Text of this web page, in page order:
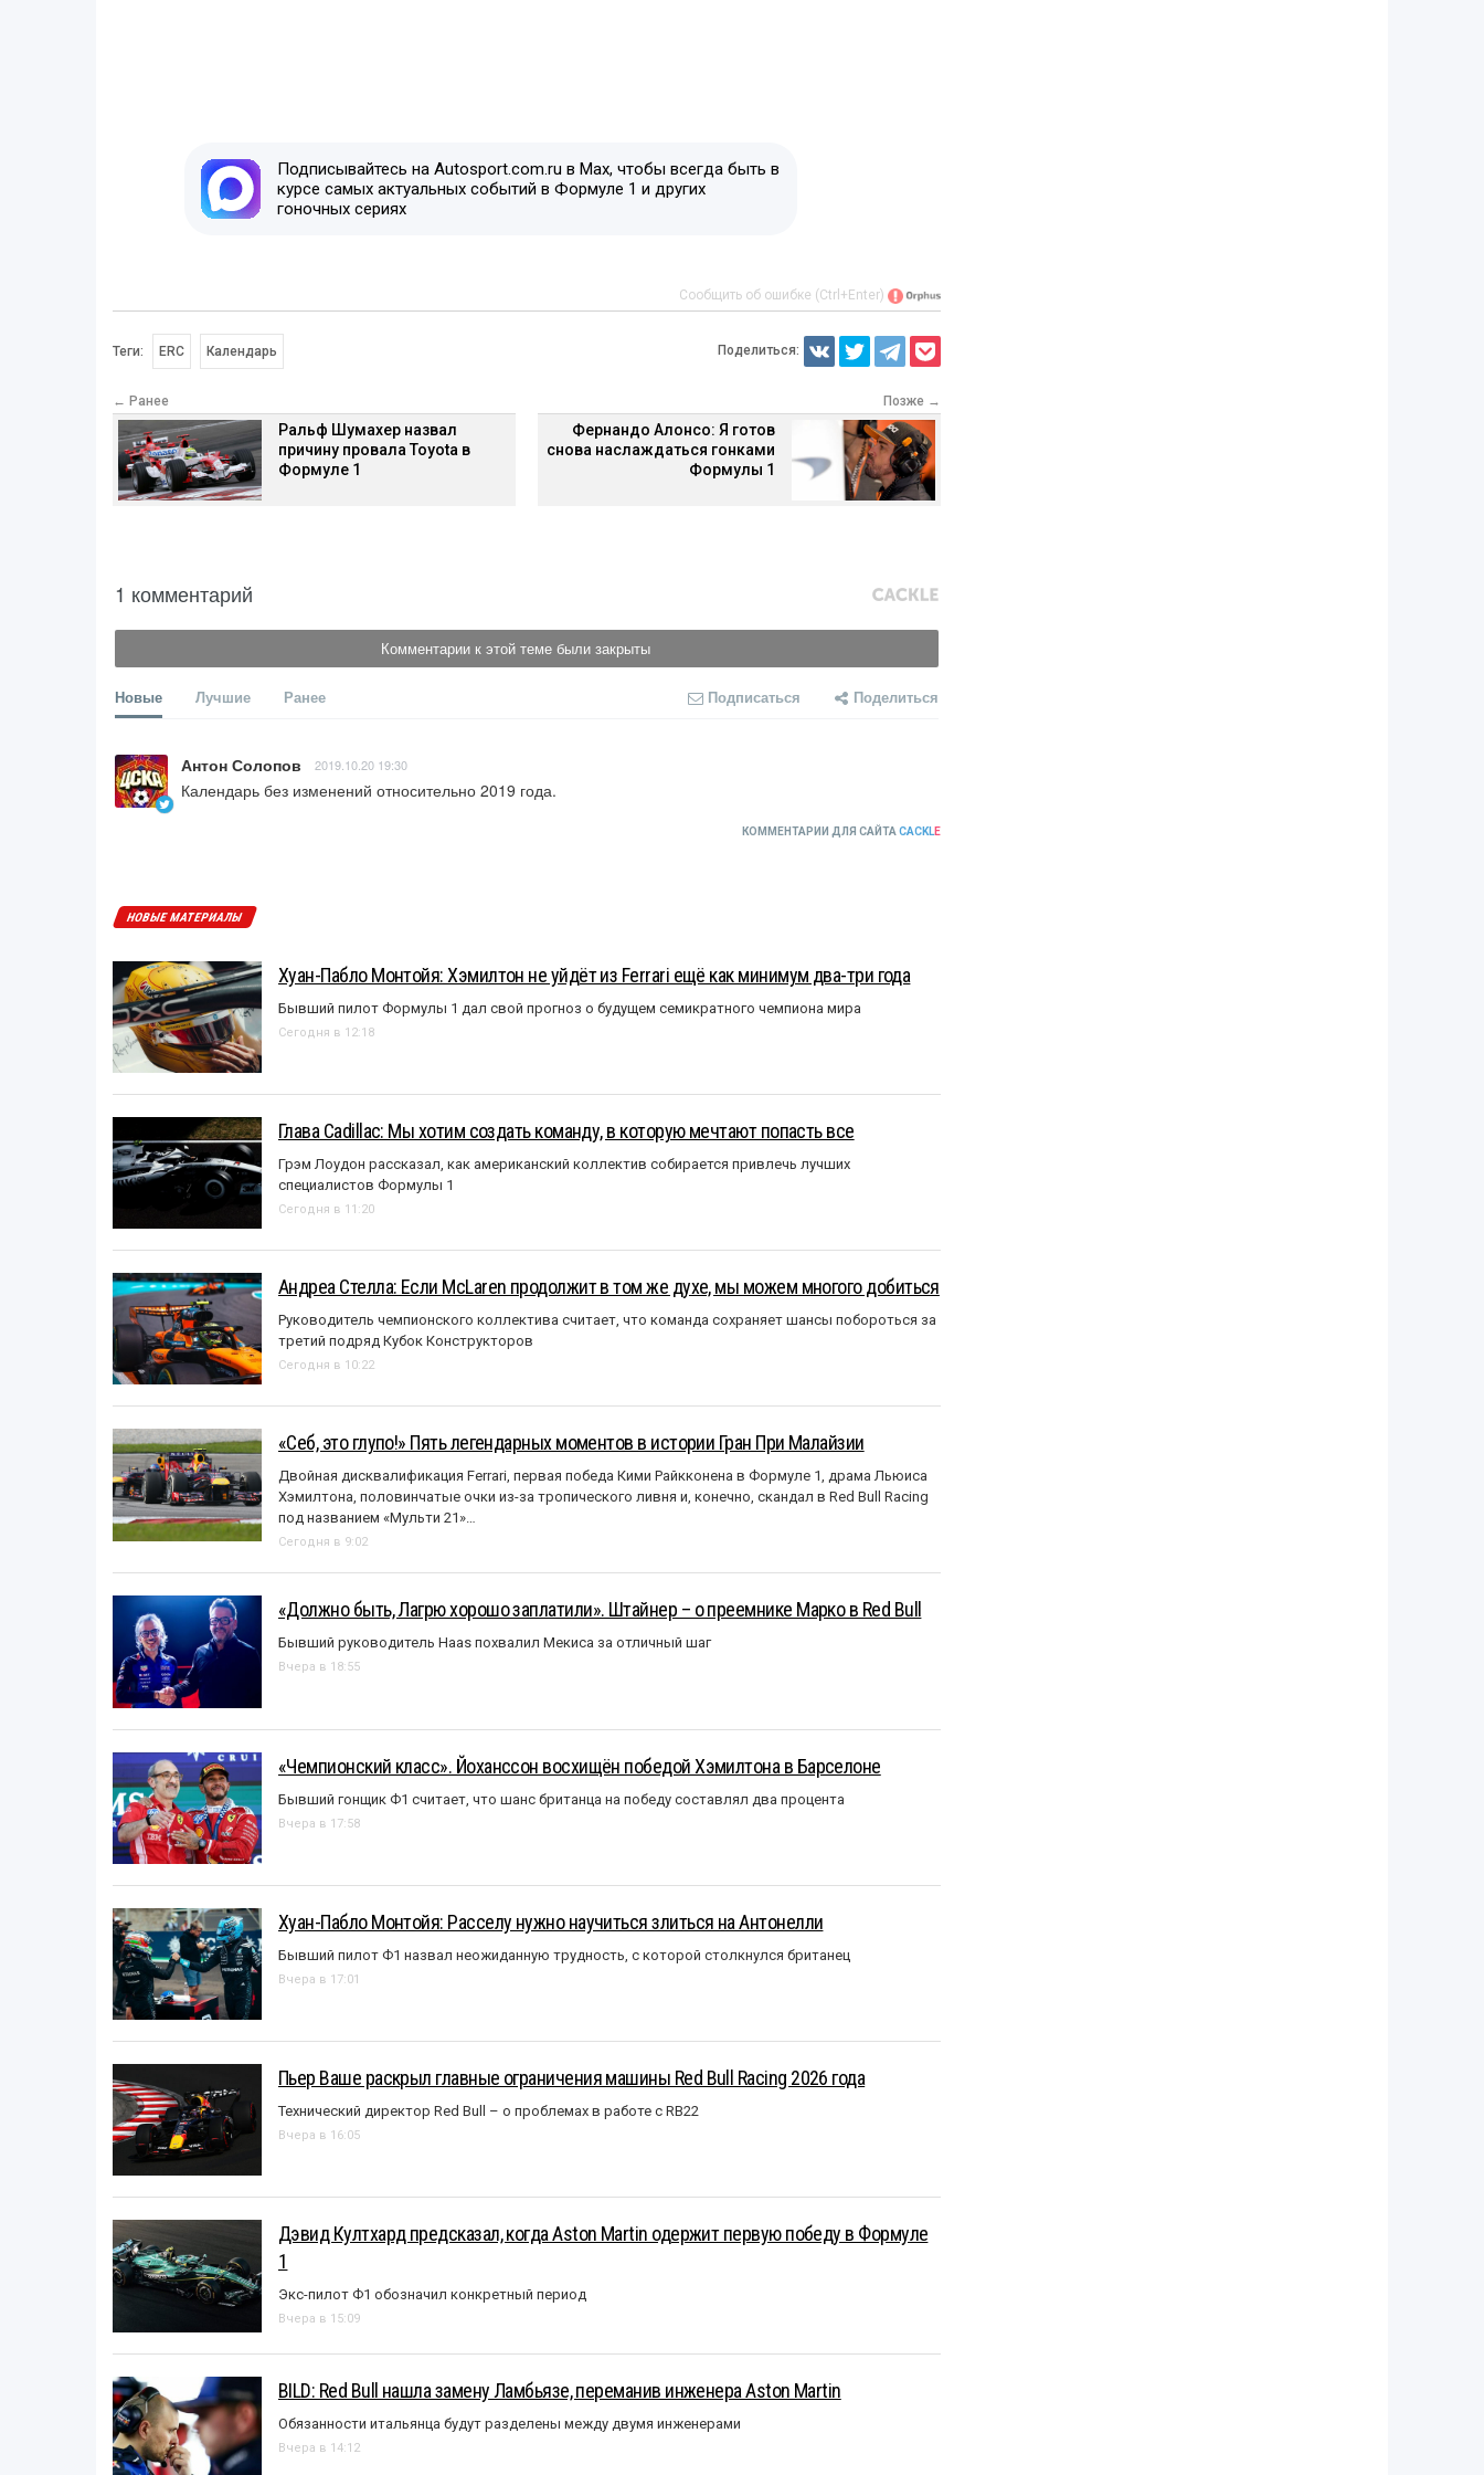
Подписывайтесь на Autosport.com.ru в Max, чтобы всегда быть в
курсе самых актуальных событий в Формуле 1 и других
гоночных сериях
Сообщить об ошибке (Ctrl+Enter)
Теги: ERC Календарь Поделиться:
← Ранее
Ральф Шумахер назвал
причину провала Toyota в
Формуле 1
Позже →
Фернандо Алонсо: Я готов
снова наслаждаться гонками
Формулы 1
1 комментарий
Комментарии к этой теме были закрыты
Новые Лучшие Ранее Подписаться Поделиться
Антон Солопов 2019.10.20 19:30
Календарь без изменений относительно 2019 года.
КОММЕНТАРИИ ДЛЯ САЙТА CACKLE
НОВЫЕ МАТЕРИАЛЫ
Хуан-Пабло Монтойя: Хэмилтон не уйдёт из Ferrari ещё как минимум два-три года
Бывший пилот Формулы 1 дал свой прогноз о будущем семикратного чемпиона мира
Сегодня в 12:18
Глава Cadillac: Мы хотим создать команду, в которую мечтают попасть все
Грэм Лоудон рассказал, как американский коллектив собирается привлечь лучших
специалистов Формулы 1
Сегодня в 11:20
Андреа Стелла: Если McLaren продолжит в том же духе, мы можем многого добиться
Руководитель чемпионского коллектива считает, что команда сохраняет шансы побороться за
третий подряд Кубок Конструкторов
Сегодня в 10:22
«Себ, это глупо!» Пять легендарных моментов в истории Гран При Малайзии
Двойная дисквалификация Ferrari, первая победа Кими Райкконена в Формуле 1, драма Льюиса
Хэмилтона, половинчатые очки из-за тропического ливня и, конечно, скандал в Red Bull Racing
под названием «Mульти 21»…
Сегодня в 9:02
«Должно быть, Лагрю хорошо заплатили». Штайнер – о преемнике Марко в Red Bull
Бывший руководитель Haas похвалил Мекиса за отличный шаг
Вчера в 18:55
«Чемпионский класс». Йоханссон восхищён победой Хэмилтона в Барселоне
Бывший гонщик Ф1 считает, что шанс британца на победу составлял два процента
Вчера в 17:58
Хуан-Пабло Монтойя: Расселу нужно научиться злиться на Антонелли
Бывший пилот Ф1 назвал неожиданную трудность, с которой столкнулся британец
Вчера в 17:01
Пьер Ваше раскрыл главные ограничения машины Red Bull Racing 2026 года
Технический директор Red Bull – о проблемах в работе с RB22
Вчера в 16:05
Дэвид Култхард предсказал, когда Aston Martin одержит первую победу в Формуле
1
Экс-пилот Ф1 обозначил конкретный период
Вчера в 15:09
BILD: Red Bull нашла замену Ламбьязе, переманив инженера Aston Martin
Обязанности итальянца будут разделены между двумя инженерами
Вчера в 14:12